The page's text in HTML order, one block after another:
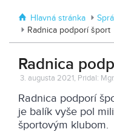
Hlavná stránka
Radnica podporí šport
Radnica
3. augusta 2021, Pridal:
Radnica podporí
je balík vyše pol
športovým klubom.